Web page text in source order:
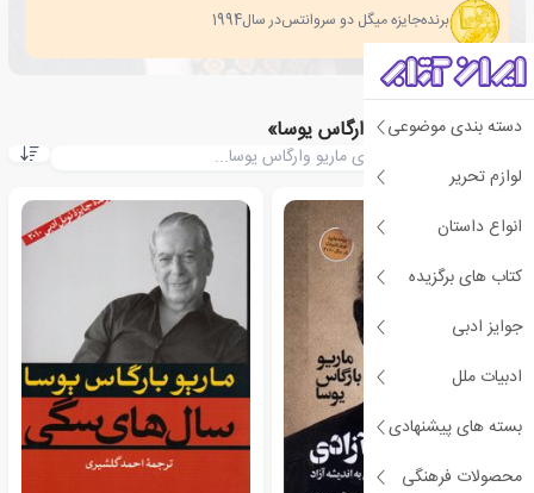
دسته بندی موضوعی
لوازم تحریر
انواع داستان
کتاب های برگزیده
جوایز ادبی
ادبیات ملل
بسته های پیشنهادی
محصولات فرهنگی
برندهجایزه میگل دو سروانتسدر سال1994
کتاب های «ماریو وارگاس یوسا»